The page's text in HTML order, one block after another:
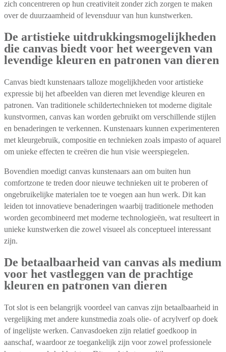
zich concentreren op hun creativiteit zonder zich zorgen te maken
over de duurzaamheid of levensduur van hun kunstwerken.
De artistieke uitdrukkingsmogelijkheden
die canvas biedt voor het weergeven van
levendige kleuren en patronen van dieren
Canvas biedt kunstenaars talloze mogelijkheden voor artistieke
expressie bij het afbeelden van dieren met levendige kleuren en
patronen. Van traditionele schildertechnieken tot moderne digitale
kunstvormen, canvas kan worden gebruikt om verschillende stijlen
en benaderingen te verkennen. Kunstenaars kunnen experimenteren
met kleurgebruik, compositie en technieken zoals impasto of aquarel
om unieke effecten te creëren die hun visie weerspiegelen.
Bovendien moedigt canvas kunstenaars aan om buiten hun
comfortzone te treden door nieuwe technieken uit te proberen of
ongebruikelijke materialen toe te voegen aan hun werk. Dit kan
leiden tot innovatieve benaderingen waarbij traditionele methoden
worden gecombineerd met moderne technologieën, wat resulteert in
unieke kunstwerken die zowel visueel als conceptueel interessant
zijn.
De betaalbaarheid van canvas als medium
voor het vastleggen van de prachtige
kleuren en patronen van dieren
Tot slot is een belangrijk voordeel van canvas zijn betaalbaarheid in
vergelijking met andere kunstmedia zoals olie- of acrylverf op doek
of ingelijste werken. Canvasdoeken zijn relatief goedkoop in
aanschaf, waardoor ze toegankelijk zijn voor zowel professionele